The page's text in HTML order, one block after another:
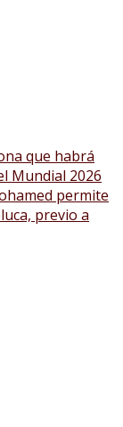
que habrá
Mundial 2026
permite
previo a